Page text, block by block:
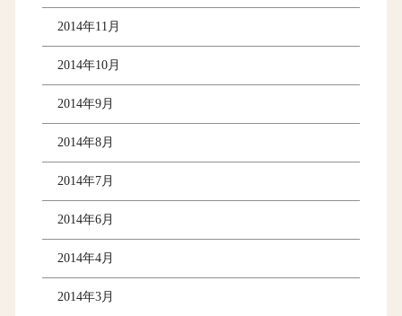
2014年11月
2014年10月
2014年9月
2014年8月
2014年7月
2014年6月
2014年4月
2014年3月